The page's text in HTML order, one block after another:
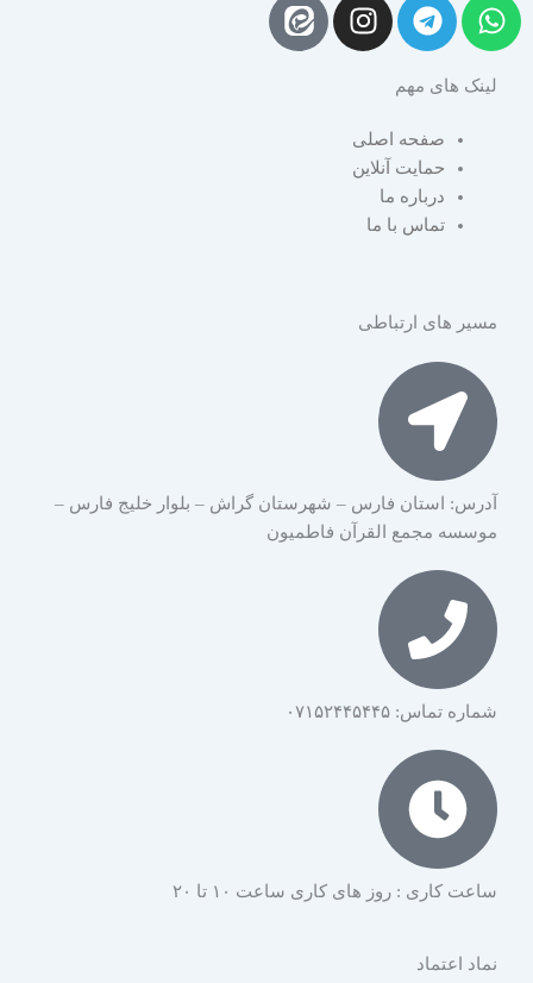
h
t
e
e
r
a
m
n
g
r
لینک های مهم
صفحه اصلی
حمایت آنلاین
درباره ما
تماس با ما
مسیر های ارتباطی
آدرس: استان فارس – شهرستان گراش – بلوار خلیج فارس –
موسسه مجمع القرآن فاطمیون
شماره تماس: ۰۷۱۵۲۴۴۵۴۴۵
ساعت کاری : روز های کاری ساعت ۱۰ تا ۲۰
نماد اعتماد